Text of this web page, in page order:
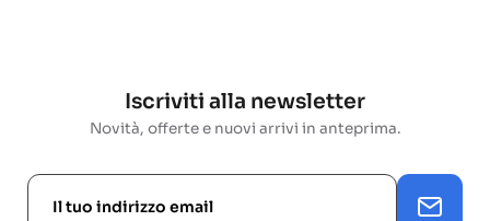
Iscriviti alla newsletter
Novità, offerte e nuovi arrivi in anteprima.